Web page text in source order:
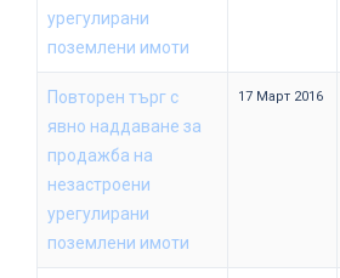
урегулирани
поземлени имоти
Повторен търг с
явно наддаване за
продажба на
незастроени
урегулирани
поземлени имоти
17 Март 2016